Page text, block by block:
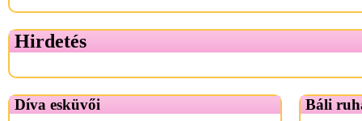
Hirdetés
Díva esküvői Báli